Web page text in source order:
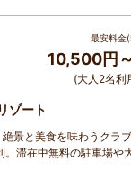
最安料金
10,500円～
(大人2名利
ゾート
景と美食を味わうクラ
滞在中無料の駐車場や